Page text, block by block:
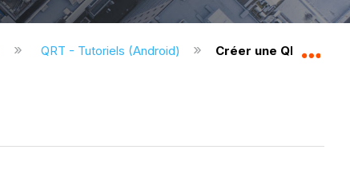
QRT - Tutoriels (Android) Créer une QRT